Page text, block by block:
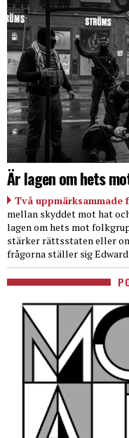
Är lagen om hets
Två uppmärksammade
mellan skyddet mot hat
lagen om hets mot
stärker rättsstaten eller
frågorna ställer sig